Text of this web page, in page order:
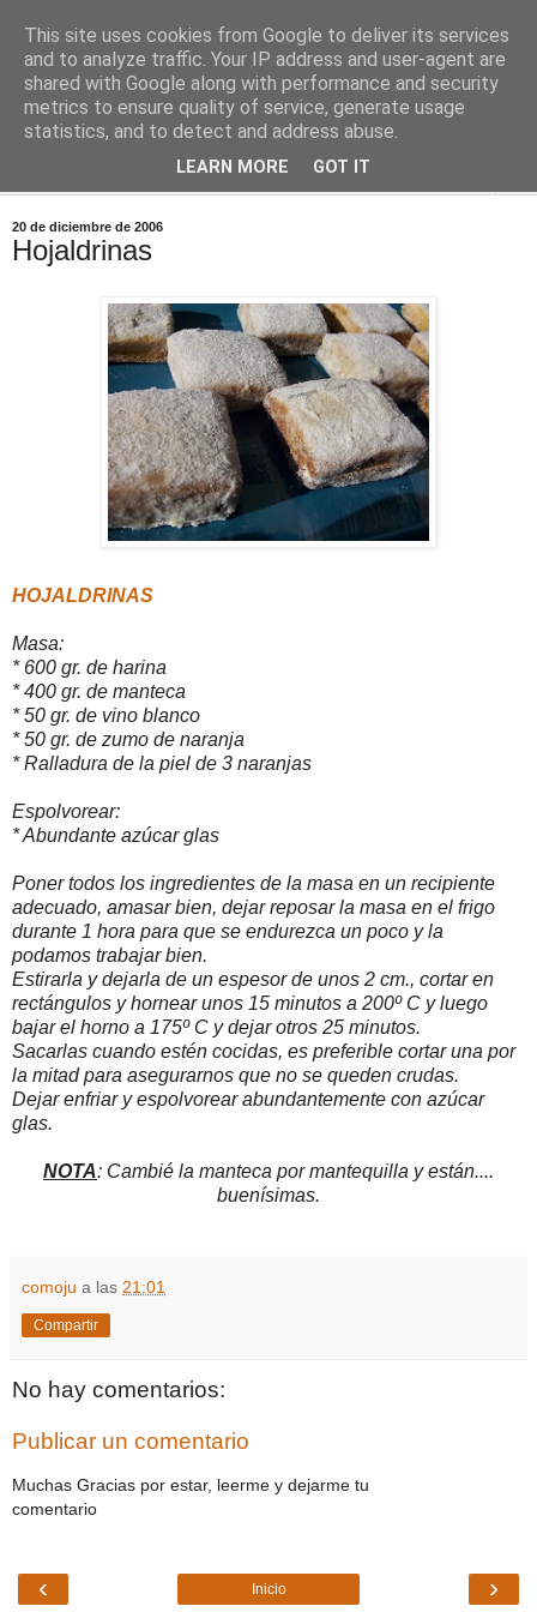
Comoju
La Cocina del Día a Día y el día a día de la Gastronomía
20 de diciembre de 2006
Hojaldrinas
HOJALDRINAS
Masa:
* 600 gr. de harina
* 400 gr. de manteca
* 50 gr. de vino blanco
* 50 gr. de zumo de naranja
* Ralladura de la piel de 3 naranjas
Espolvorear:
* Abundante azúcar glas
Poner todos los ingredientes de la masa en un recipiente
adecuado, amasar bien, dejar reposar la masa en el frigo
durante 1 hora para que se endurezca un poco y la
podamos trabajar bien.
Estirarla y dejarla de un espesor de unos 2 cm., cortar en
rectángulos y hornear unos 15 minutos a 200º C y luego
bajar el horno a 175º C y dejar otros 25 minutos.
Sacarlas cuando estén cocidas, es preferible cortar una por
la mitad para asegurarnos que no se queden crudas.
Dejar enfriar y espolvorear abundantemente con azúcar
glas.
NOTA: Cambié la manteca por mantequilla y están....
buenísimas.
comoju a las 21:01
Compartir
No hay comentarios:
Publicar un comentario
Muchas Gracias por estar, leerme y dejarme tu
comentario
‹ ›
Inicio
This site uses cookies from Google to deliver its services
and to analyze traffic. Your IP address and user-agent are
shared with Google along with performance and security
metrics to ensure quality of service, generate usage
statistics, and to detect and address abuse.
LEARN MORE GOT IT